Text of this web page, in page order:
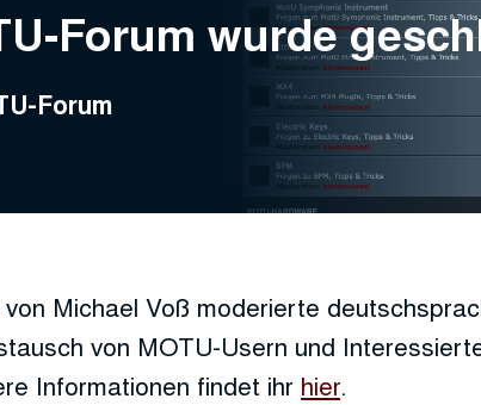
Forum wurde
Forum
Michael Voß moderierte
von MOTU-Usern und
Informationen findet ihr hier.